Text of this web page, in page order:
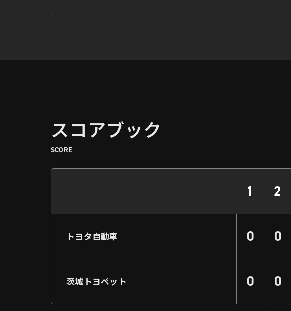
スコアブック
SCORE
1 2
トヨタ自動車 0 0
茨城トヨペット 0 0